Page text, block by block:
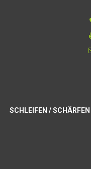
SCHLEIFEN /